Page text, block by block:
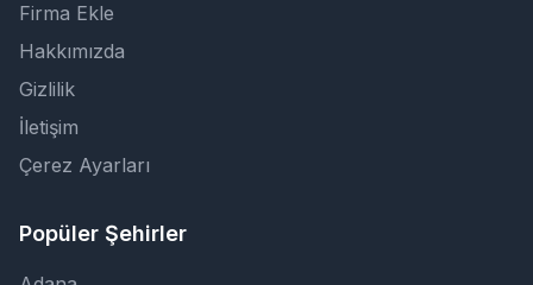
Firma Ekle
Hakkımızda
Gizlilik
İletişim
Çerez Ayarları
Popüler Şehirler